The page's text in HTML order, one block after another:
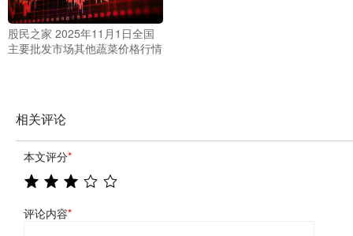
股民之家 2025年11月1日全国
主要批发市场其他蔬菜价格行情
相关评论
本文评分*
评论内容*